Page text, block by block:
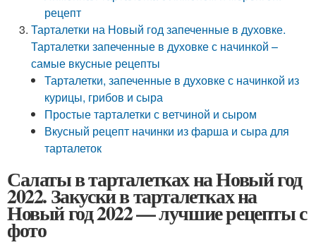
рецепт
Тарталетки на Новый год запеченные в духовке.
Тарталетки запеченные в духовке с начинкой –
самые вкусные рецепты
Тарталетки, запеченные в духовке с начинкой из
курицы, грибов и сыра
Простые тарталетки с ветчиной и сыром
Вкусный рецепт начинки из фарша и сыра для
тарталеток
Салаты в тарталетках на Новый год
2022. Закуски в тарталетках на
Новый год 2022 — лучшие рецепты с
фото